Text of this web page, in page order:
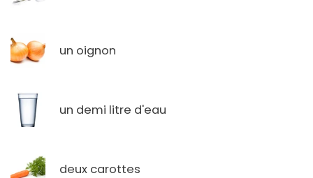
un oignon
un demi litre d'eau
deux carottes